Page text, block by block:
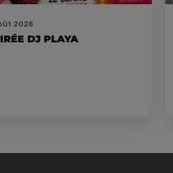
2026
DJ PLAYA